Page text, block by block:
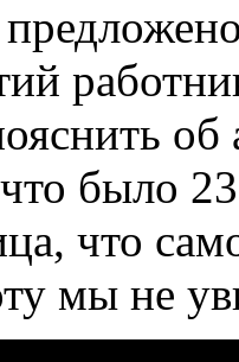
об
было
что
мы не